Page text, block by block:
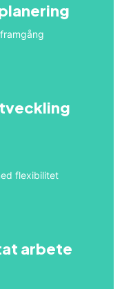
flexibilitet
arbete